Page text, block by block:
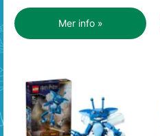
Mer info »